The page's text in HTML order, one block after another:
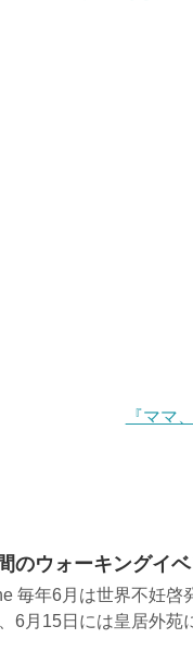
『ママ
のウォーキングイ
毎年6月は世界不妊
6月15日には皇居外